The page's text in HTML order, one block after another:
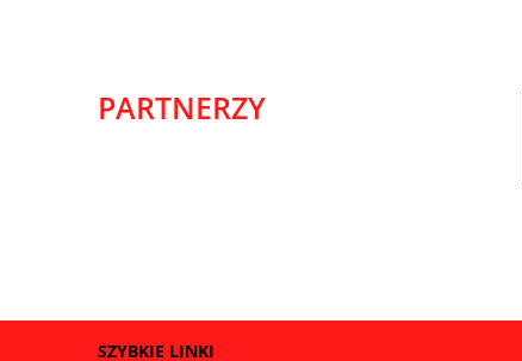
PARTNERZY
SZYBKIE LINKI